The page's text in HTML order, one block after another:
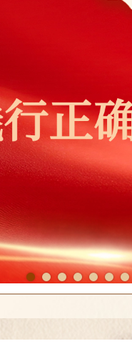
3 4 5 6 7 8 9